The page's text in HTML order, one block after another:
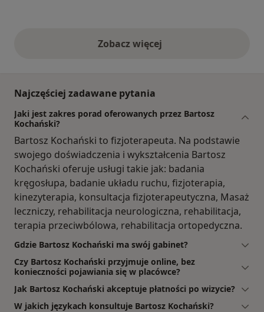
Zobacz więcejopinie powyżej
Najczęściej zadawane pytania
Jaki jest zakres porad oferowanych przez Bartosz
Kochański?
Bartosz Kochański to fizjoterapeuta. Na podstawie
swojego doświadczenia i wykształcenia Bartosz
Kochański oferuje usługi takie jak: badania
kręgosłupa, badanie układu ruchu, fizjoterapia,
kinezyterapia, konsultacja fizjoterapeutyczna, Masaż
leczniczy, rehabilitacja neurologiczna, rehabilitacja,
terapia przeciwbólowa, rehabilitacja ortopedyczna.
Gdzie Bartosz Kochański ma swój gabinet?
Czy Bartosz Kochański przyjmuje online, bez
konieczności pojawiania się w placówce?
Jak Bartosz Kochański akceptuje płatności po wizycie?
W jakich językach konsultuje Bartosz Kochański?